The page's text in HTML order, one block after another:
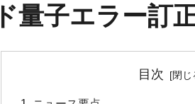
量子エラー訂
目次